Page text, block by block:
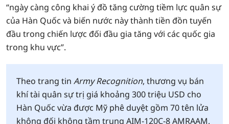
“ngày càng công khai ý đồ tăng cường tiềm lực quân sự
của Hàn Quốc và biến nước này thành tiền đồn tuyến
đầu trong chiến lược đối đầu gia tăng với các quốc gia
trong khu vực”.
Theo trang tin Army Recognition, thương vụ bán
khí tài quân sự trị giá khoảng 300 triệu USD cho
Hàn Quốc vừa được Mỹ phê duyệt gồm 70 tên lửa
không đối không tầm trung AIM-120C-8 AMRAAM,